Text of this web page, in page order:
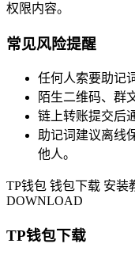
权限内容。
常见风险提醒
任何人索要助记
陌生二维码、群
链上转账提交后
助记词建议离线
他人。
TP钱包 钱包下载 安装
DOWNLOAD
TP钱包下载